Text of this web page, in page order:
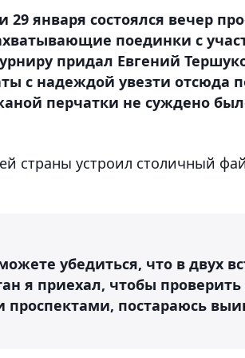
января состоялся вечер
поединки с
придал Евгений
с надеждой увезти отсюда
перчатки не суждено
страны устроил столичный
убедиться, что в двух
я приехал, чтобы
постараюсь